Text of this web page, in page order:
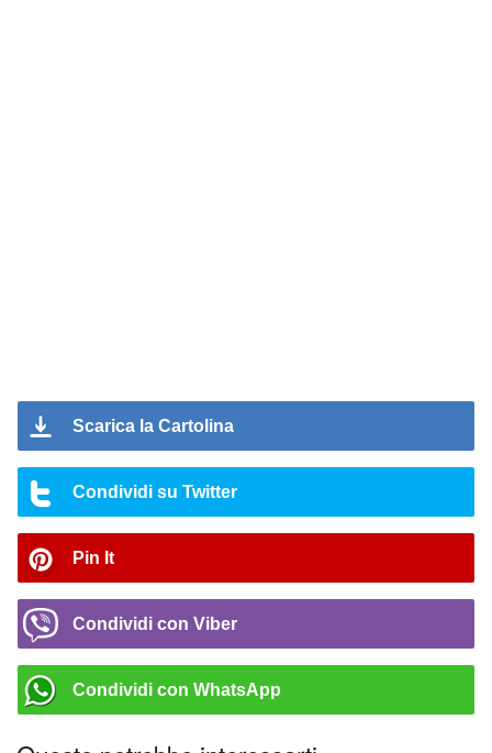
Scarica la Cartolina
Condividi su Twitter
Pin It
Condividi con Viber
Condividi con WhatsApp